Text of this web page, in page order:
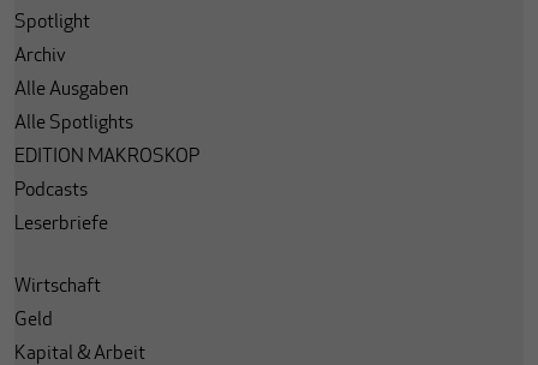
Spotlight
Archiv
Alle Ausgaben
Alle Spotlights
EDITION MAKROSKOP
Podcasts
Leserbriefe
Wirtschaft
Geld
Kapital & Arbeit